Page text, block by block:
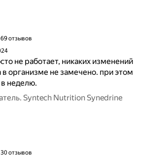
отзывов
не работает, никаких изменений
в организме не замечено. при этом
неделю.
Syntech Nutrition Synedrine
отзывов